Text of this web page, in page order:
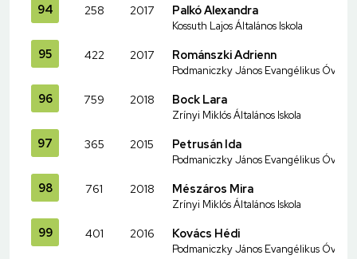
94 258 2017 Palkó Alexandra
Kossuth Lajos Általános Iskola
95 422 2017 Románszki Adrienn
Podmaniczky János Evangélikus Óvoda
96 759 2018 Bock Lara
Zrínyi Miklós Általános Iskola
97 365 2015 Petrusán Ida
Podmaniczky János Evangélikus Óvoda
98 761 2018 Mészáros Mira
Zrínyi Miklós Általános Iskola
99 401 2016 Kovács Hédi
Podmaniczky János Evangélikus Óvoda